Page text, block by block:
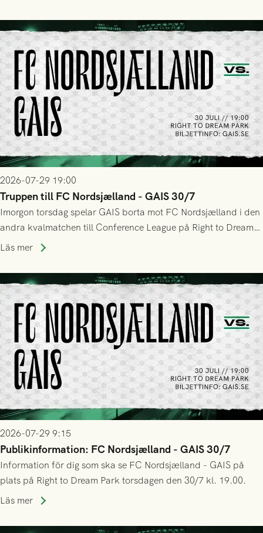
tennissiffror och det grönsvarta europaäventyret tog slut.
2026-07-29 19:00
Truppen till FC Nordsjælland - GAIS 30/7
Imorgon torsdag spelar GAIS borta mot FC Nordsjælland i den
andra kvalmatchen till Conference League på Right to Dream
Park! Fredrik Holmberg och ledarstaben har tagit ut följande
Läs mer
2026-07-29 9:15
Publikinformation: FC Nordsjælland - GAIS 30/7
Information för dig som ska se FC Nordsjælland - GAIS på
plats på Right to Dream Park torsdagen den 30/7 kl. 19.00.
Läs mer